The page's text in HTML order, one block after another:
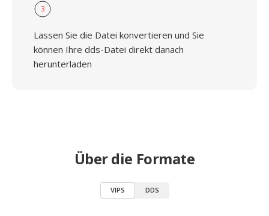
3
Lassen Sie die Datei konvertieren und Sie
können Ihre dds-Datei direkt danach
herunterladen
Über die Formate
VIPS DDS